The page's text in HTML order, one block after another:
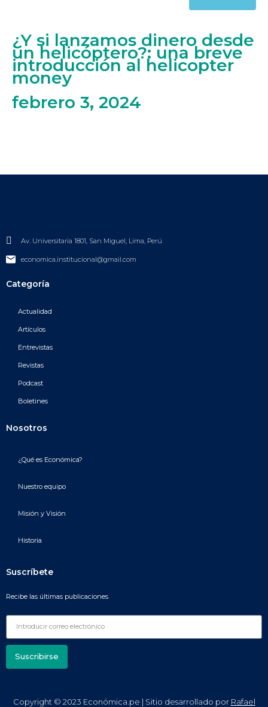
¿Y si lanzamos dinero desde
un helicóptero?: una breve
introducción al helicopter
money
febrero 3, 2024
Av. Universitaria 1801, San Miguel, Lima, Perú
economica.institucional@gmail.com
Categoría
Actualidad
Artículos
Entrevistas
Revistas
Podcast
Boletines
Nosotros
¿Qué es Económica?
Nuestro equipo
Misión y Visión
Historia
Suscríbete
Recibe las últimas publicaciones
Suscribirse
Copyright © 2023 Económica.pe | Sitio desarrollado por Rafael